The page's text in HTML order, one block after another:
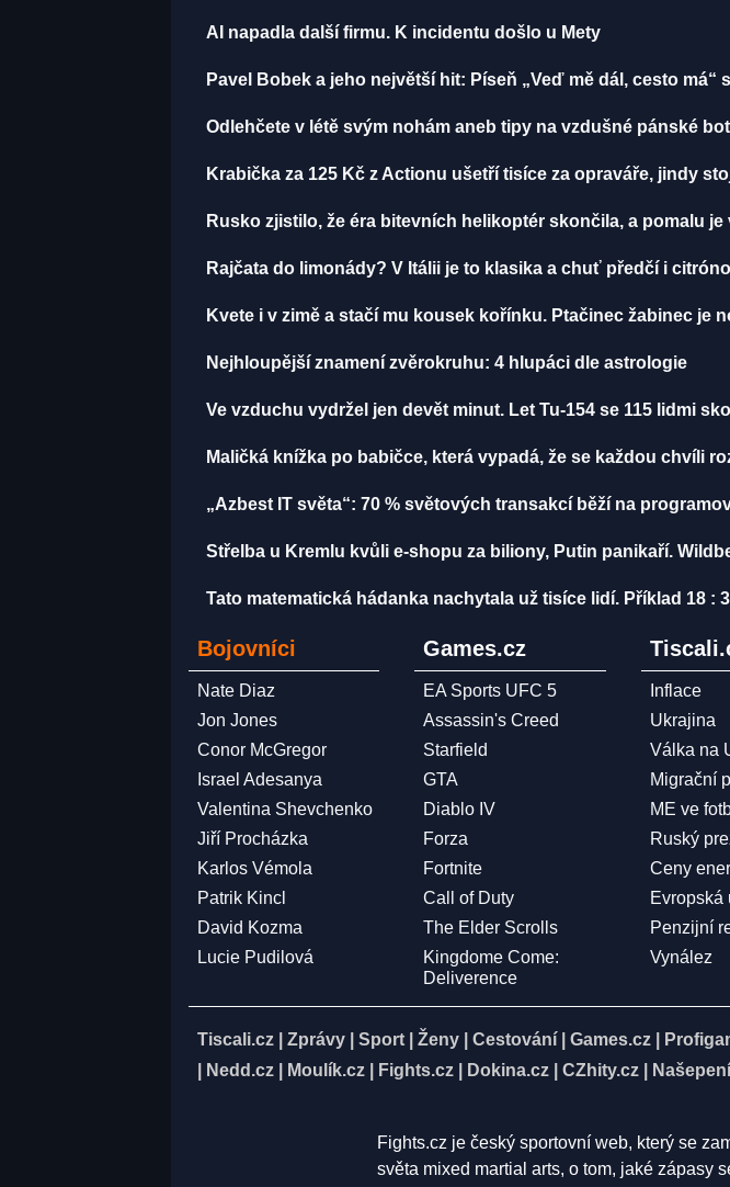
AI napadla další firmu. K incidentu došlo u Mety
Pavel Bobek a jeho největší hit: Píseň „Veď mě dál, cesto
Odlehčete v létě svým nohám aneb tipy na vzdušné pánské
Krabička za 125 Kč z Actionu ušetří tisíce za opraváře, jindy
Rusko zjistilo, že éra bitevních helikoptér skončila, a pomalu
Rajčata do limonády? V Itálii je to klasika a chuť předčí i
Kvete i v zimě a stačí mu kousek kořínku. Ptačinec žabinec je
Nejhloupější znamení zvěrokruhu: 4 hlupáci dle astrologie
Ve vzduchu vydržel jen devět minut. Let Tu-154 se 115 lidmi
Maličká knížka po babičce, která vypadá, že se každou chvíli
„Azbest IT světa“: 70 % světových transakcí běží na
Střelba u Kremlu kvůli e-shopu za biliony, Putin panikaří.
Tato matematická hádanka nachytala už tisíce lidí. Příklad 18
Bojovníci
Nate Diaz
Jon Jones
Conor McGregor
Israel Adesanya
Valentina Shevchenko
Jiří Procházka
Karlos Vémola
Patrik Kincl
David Kozma
Lucie Pudilová
Games.cz
EA Sports UFC 5
Assassin's Creed
Starfield
GTA
Diablo IV
Forza
Fortnite
Call of Duty
The Elder Scrolls
Kingdome Come:
Deliverence
Inflace
Ukrajina
Válka na
Migrační
ME ve
Ruský
Ceny
Evropská
Penzijní
Vynález
Tiscali.cz Zprávy Sport Ženy Cestování Games.cz
Nedd.cz Moulík.cz Fights.cz Dokina.cz CZhity.cz
Fights.cz je český sportovní web, který se
světa mixed martial arts, o tom, jaké zápasy